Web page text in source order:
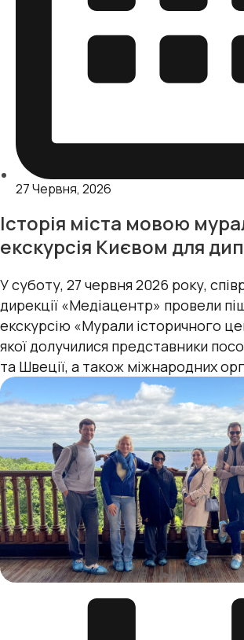
27 Червня, 2026
Історія міста мовою
екскурсія Києвом для
У суботу, 27 червня 2026 року,
дирекції «Медіацентр» провели
екскурсію «Мурали історичного
якої долучилися представники
та Швеції, а також міжнародних
УВКБ